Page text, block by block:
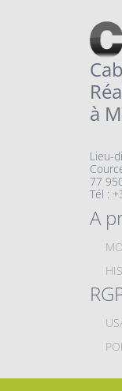
à
Lieu-
77
Tél :
A